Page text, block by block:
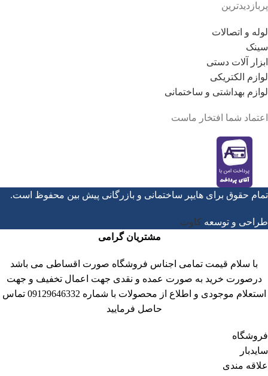
پربازدیدترین
لوله و اتصالات
سینک
ابزار آلات دستی
لوازم الکتریکی
لوازم بهداشتی و ساختمانی
اعتماد شما افتخار ماست
تمام حقوق برای هایپر ساختمانی و بازرگانی پیش بین محفوظ است.
طراحی و توسعه کاوت
مشتریان گرامی
با سلام قیمت تمامی اجناس فروشگاه صورت اقساطی می باشد
درصورت خرید به صورت عمده و نقدی جهت اعمال تخفیف و جهت
استعلام موجودی و اطلاع از محصولات با شماره 09129646332 تماس
حاصل فرمایید
فروشگاه
سایدبار
علاقه مندی